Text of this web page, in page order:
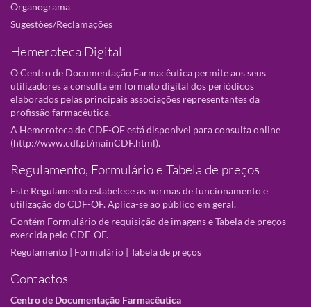
Organograma
Sugestões/Reclamações
Hemeroteca Digital
O Centro de Documentação Farmacêutica permite aos seus
utilizadores a consulta em formato digital dos periódicos
elaborados pelas principais associações representantes da
profissão farmacêutica.
A Hemeroteca do CDF-OF está disponivel para consulta online
(http://www.cdf.pt/mainCDF.html).
Regulamento, Formulário e Tabela de preços
Este Regulamento estabelece as normas de funcionamento e
utilização do CDF-OF. Aplica-se ao público em geral.
Contém Formulário de requisição de imagens e Tabela de preços
exercida pelo CDF-OF.
Regulamento | Formulário | Tabela de preços
Contactos
Centro de Documentação Farmacêutica